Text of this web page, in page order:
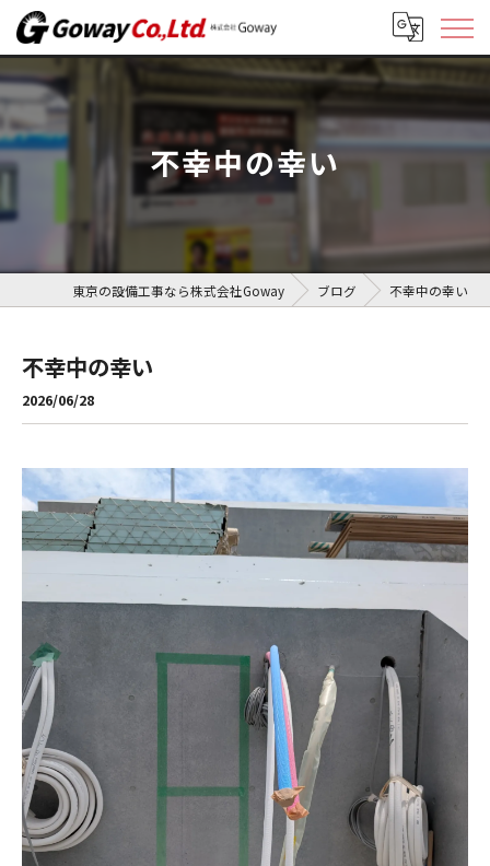
不幸中の幸い
東京の設備工事なら株式会社Goway ブログ 不幸中の幸い
不幸中の幸い
2026/06/28